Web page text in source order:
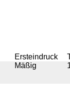
Ersteindruck
Mäßig